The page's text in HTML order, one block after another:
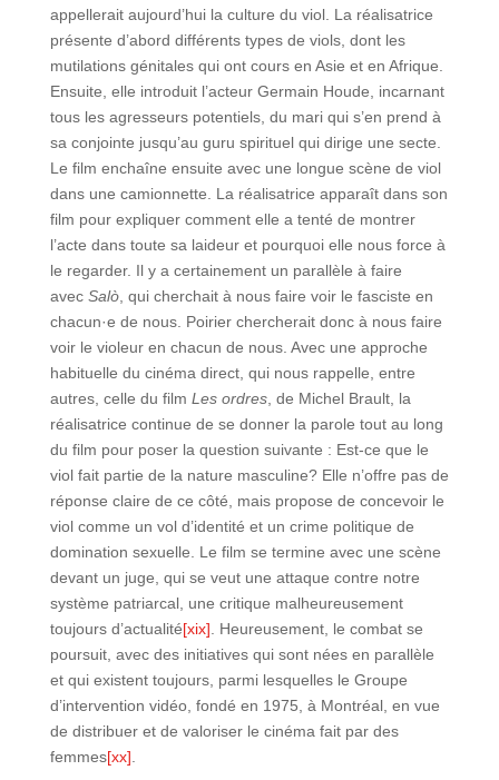
appellerait aujourd’hui la culture du viol. La réalisatrice
présente d’abord différents types de viols, dont les
mutilations génitales qui ont cours en Asie et en Afrique.
Ensuite, elle introduit l’acteur Germain Houde, incarnant
tous les agresseurs potentiels, du mari qui s’en prend à
sa conjointe jusqu’au guru spirituel qui dirige une secte.
Le film enchaîne ensuite avec une longue scène de viol
dans une camionnette. La réalisatrice apparaît dans son
film pour expliquer comment elle a tenté de montrer
l’acte dans toute sa laideur et pourquoi elle nous force à
le regarder. Il y a certainement un parallèle à faire
avec Salò, qui cherchait à nous faire voir le fasciste en
chacun·e de nous. Poirier chercherait donc à nous faire
voir le violeur en chacun de nous. Avec une approche
habituelle du cinéma direct, qui nous rappelle, entre
autres, celle du film Les ordres, de Michel Brault, la
réalisatrice continue de se donner la parole tout au long
du film pour poser la question suivante : Est-ce que le
viol fait partie de la nature masculine? Elle n’offre pas de
réponse claire de ce côté, mais propose de concevoir le
viol comme un vol d’identité et un crime politique de
domination sexuelle. Le film se termine avec une scène
devant un juge, qui se veut une attaque contre notre
système patriarcal, une critique malheureusement
toujours d’actualité[xix]. Heureusement, le combat se
poursuit, avec des initiatives qui sont nées en parallèle
et qui existent toujours, parmi lesquelles le Groupe
d’intervention vidéo, fondé en 1975, à Montréal, en vue
de distribuer et de valoriser le cinéma fait par des
femmes[xx].